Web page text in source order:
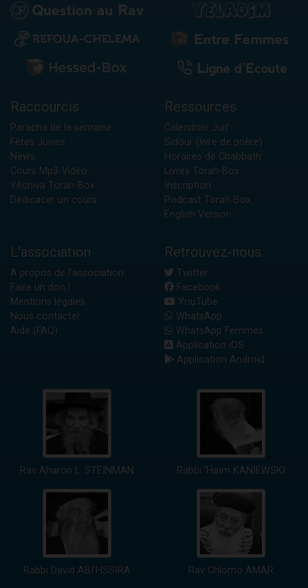
Raccourcis
Paracha de la semaine
Fêtes Juives
News
Cours Mp3-Vidéo
Yéchiva Torah-Box
Dédicacer un cours
Ressources
Calendrier Juif
Sidour (livre de prière)
Horaires de Chabbath
Livres Torah-Box
Inscription
Podcast Torah-Box
English Version
L'association
A propos de l'association
Faire un don !
Mentions légales
Nous contacter
Aide (FAQ)
Retrouvez-nous...
Twitter
Facebook
YouTube
WhatsApp
WhatsApp Femmes
Application iOS
Application Android
Rav Aharon L. STEINMAN Rabbi 'Haïm KANIEWSKI
Rabbi David ABI'HSSIRA Rav Chlomo AMAR